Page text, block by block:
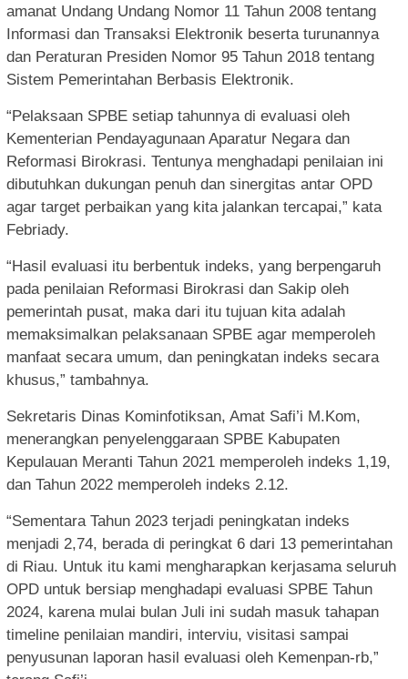
amanat Undang Undang Nomor 11 Tahun 2008 tentang
Informasi dan Transaksi Elektronik beserta turunannya
dan Peraturan Presiden Nomor 95 Tahun 2018 tentang
Sistem Pemerintahan Berbasis Elektronik.
“Pelaksaan SPBE setiap tahunnya di evaluasi oleh
Kementerian Pendayagunaan Aparatur Negara dan
Reformasi Birokrasi. Tentunya menghadapi penilaian ini
dibutuhkan dukungan penuh dan sinergitas antar OPD
agar target perbaikan yang kita jalankan tercapai,” kata
Febriady.
“Hasil evaluasi itu berbentuk indeks, yang berpengaruh
pada penilaian Reformasi Birokrasi dan Sakip oleh
pemerintah pusat, maka dari itu tujuan kita adalah
memaksimalkan pelaksanaan SPBE agar memperoleh
manfaat secara umum, dan peningkatan indeks secara
khusus,” tambahnya.
Sekretaris Dinas Kominfotiksan, Amat Safi’i M.Kom,
menerangkan penyelenggaraan SPBE Kabupaten
Kepulauan Meranti Tahun 2021 memperoleh indeks 1,19,
dan Tahun 2022 memperoleh indeks 2.12.
“Sementara Tahun 2023 terjadi peningkatan indeks
menjadi 2,74, berada di peringkat 6 dari 13 pemerintahan
di Riau. Untuk itu kami mengharapkan kerjasama seluruh
OPD untuk bersiap menghadapi evaluasi SPBE Tahun
2024, karena mulai bulan Juli ini sudah masuk tahapan
timeline penilaian mandiri, interviu, visitasi sampai
penyusunan laporan hasil evaluasi oleh Kemenpan-rb,”